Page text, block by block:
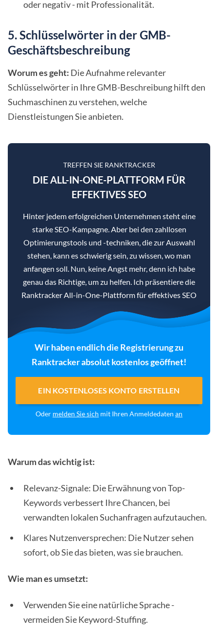
oder negativ - mit Professionalität.
5. Schlüsselwörter in der GMB-
Geschäftsbeschreibung
Worum es geht: Die Aufnahme relevanter
Schlüsselwörter in Ihre GMB-Beschreibung hilft den
Suchmaschinen zu verstehen, welche
Dienstleistungen Sie anbieten.
TREFFEN SIE RANKTRACKER
DIE ALL-IN-ONE-PLATTFORM FÜR
EFFEKTIVES SEO
Hinter jedem erfolgreichen Unternehmen steht eine
starke SEO-Kampagne. Aber bei den zahllosen
Optimierungstools und -techniken, die zur Auswahl
stehen, kann es schwierig sein, zu wissen, wo man
anfangen soll. Nun, keine Angst mehr, denn ich habe
genau das Richtige, um zu helfen. Ich präsentiere die
Ranktracker All-in-One-Plattform für effektives SEO
Wir haben endlich die Registrierung zu
Ranktracker absolut kostenlos geöffnet!
EIN KOSTENLOSES KONTO ERSTELLEN
Oder melden Sie sich mit Ihren Anmeldedaten an
Warum das wichtig ist:
Relevanz-Signale: Die Erwähnung von Top-
Keywords verbessert Ihre Chancen, bei
verwandten lokalen Suchanfragen aufzutauchen.
Klares Nutzenversprechen: Die Nutzer sehen
sofort, ob Sie das bieten, was sie brauchen.
Wie man es umsetzt:
Verwenden Sie eine natürliche Sprache -
vermeiden Sie Keyword-Stuffing.